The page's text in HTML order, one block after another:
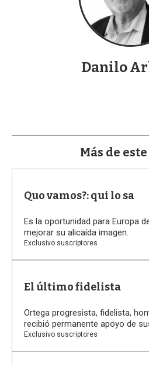
Danilo
Más de
Quo vamos?: qui lo sa
Es la oportunidad para Europa
mejorar su alicaída imagen.
Exclusivo suscriptores
El último fidelista
Ortega progresista, fidelista,
recibió permanente apoyo de
Exclusivo suscriptores